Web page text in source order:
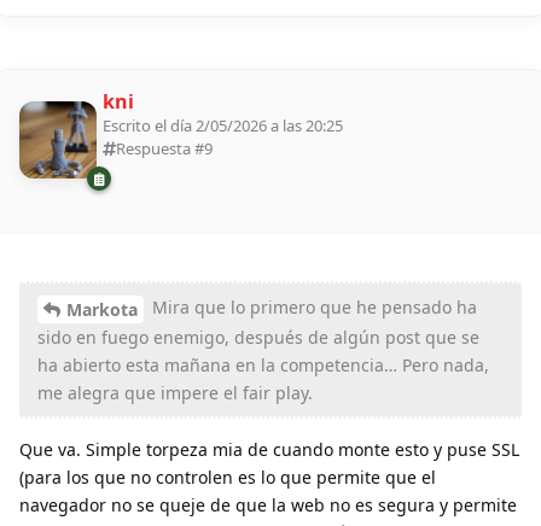
kni
Escrito el día 2/05/2026 a las 20:25
Respuesta #9
Markota
Mira que lo primero que he pensado ha
sido en fuego enemigo, después de algún post que se
ha abierto esta mañana en la competencia… Pero nada,
me alegra que impere el fair play.
Que va. Simple torpeza mia de cuando monte esto y puse SSL
(para los que no controlen es lo que permite que el
navegador no se queje de que la web no es segura y permite